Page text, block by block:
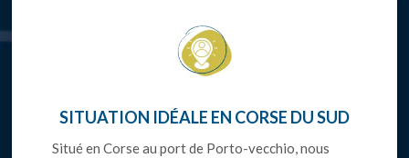
SITUATION IDÉALE EN CORSE DU SUD
Situé en Corse au port de Porto-vecchio, nous